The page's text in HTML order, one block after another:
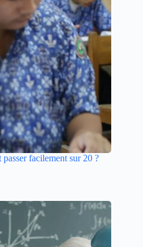
facilement sur 20 ?